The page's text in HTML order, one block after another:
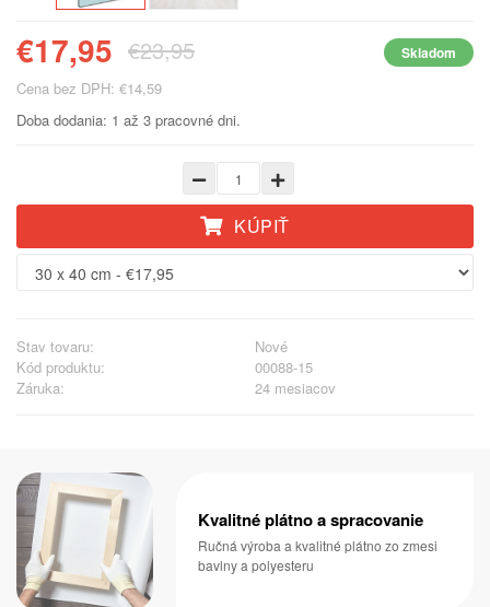
€17,95 €23,95 Skladom
Cena bez DPH: €14,59
Doba dodania: 1 až 3 pracovné dni.
KÚPIŤ
Stav tovaru:
Nové
Kód produktu:
00088-15
Záruka:
24 mesiacov
Kvalitné plátno a spracovanie
Ručná výroba a kvalitné plátno zo zmesi
bavlny a polyesteru